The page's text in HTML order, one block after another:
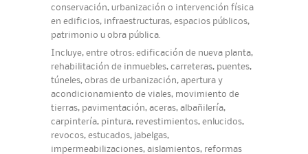
conservación, urbanización o intervención física
en edificios, infraestructuras, espacios públicos,
patrimonio u obra pública.
Incluye, entre otros: edificación de nueva planta,
rehabilitación de inmuebles, carreteras, puentes,
túneles, obras de urbanización, apertura y
acondicionamiento de viales, movimiento de
tierras, pavimentación, aceras, albañilería,
carpintería, pintura, revestimientos, enlucidos,
revocos, estucados, jabelgas,
impermeabilizaciones, aislamientos, reformas